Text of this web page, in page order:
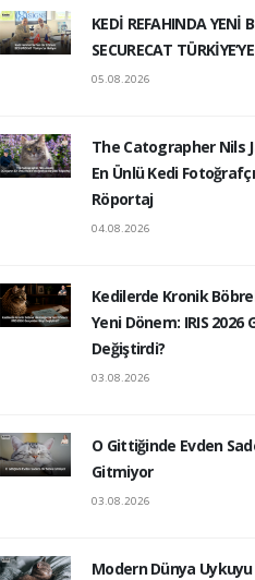
KEDİ REFAHINDA YENİ
SECURECAT
05.08.2026
The Catographer Nils
En Ünlü Kedi
Röportaj
04.08.2026
Kedilerde Kronik
Yeni Dönem: IRIS
Değiştirdi?
03.08.2026
O Gittiğinde Evden
Gitmiyor
03.08.2026
Modern Dünya